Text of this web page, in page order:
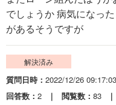
でしょうか 病気になっ
があるそうですが
解決済み
質問日時
2022/12/26 09:17:03
回答数
2 閲覧数 83